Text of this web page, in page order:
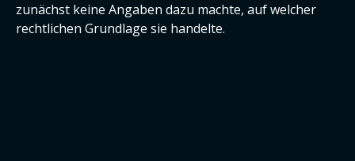
zunächst keine Angaben dazu machte, auf welcher
rechtlichen Grundlage sie handelte.